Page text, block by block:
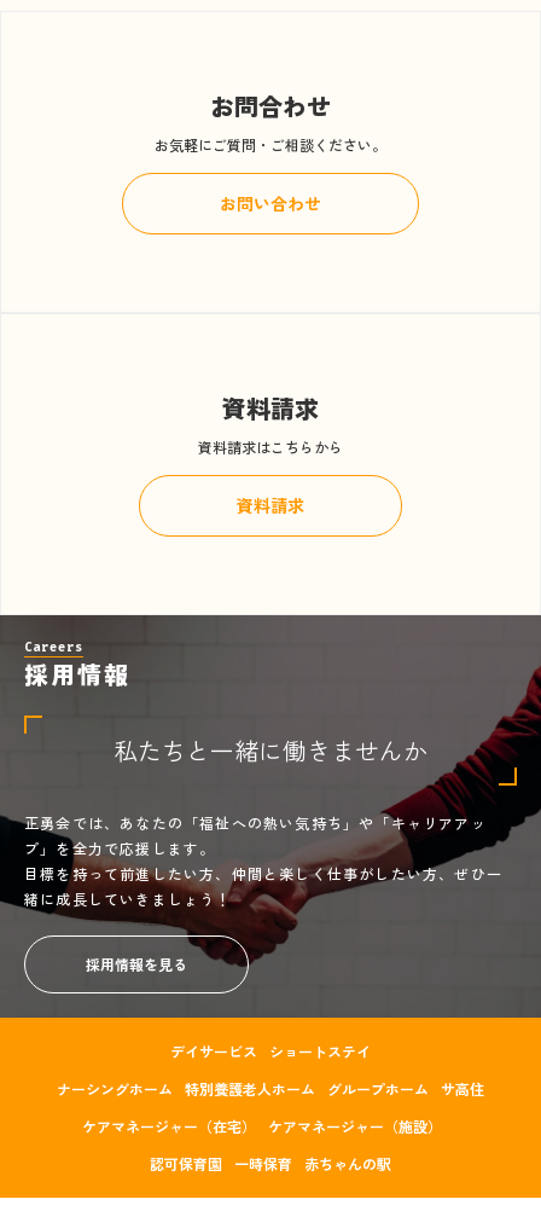
お問合わせ
お気軽にご質問・ご相談ください。
お問い合わせ
資料請求
資料請求はこちらから
資料請求
Careers
採用情報
私たちと一緒に働きませんか
正勇会では、あなたの「福祉への熱い気持ち」や「キャリアアッ
プ」を全力で応援します。
目標を持って前進したい方、仲間と楽しく仕事がしたい方、ぜひ一
緒に成長していきましょう！
採用情報を見る
デイサービス
ショートステイ
ナーシングホーム
特別養護老人ホーム グループホーム
サ高住
ケアマネージャー（在宅）
ケアマネージャー（施設）
認可保育園
一時保育 赤ちゃんの駅